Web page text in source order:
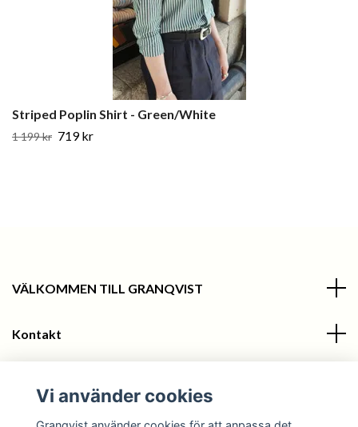
Striped Poplin Shirt - Green/White
1 199 kr 719 kr
VÄLKOMMEN TILL GRANQVIST
Kontakt
Vi använder cookies